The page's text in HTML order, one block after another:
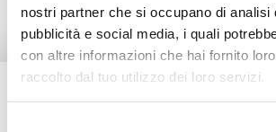
nostri partner che si occupano di analisi
pubblicità e social media, i quali
con altre informazioni che hai fornito
raccolto dal tuo utilizzo dei loro servizi.
Besoin d’aide ?